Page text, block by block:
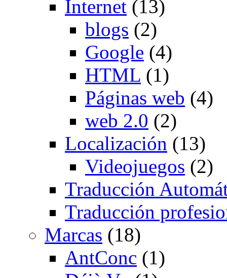
Internet (13)
blogs (2)
Google (4)
HTML (1)
Páginas web (4)
web 2.0 (2)
Localización (13)
Videojuegos (2)
Traducción
Traducción
Marcas (18)
AntConc (1)